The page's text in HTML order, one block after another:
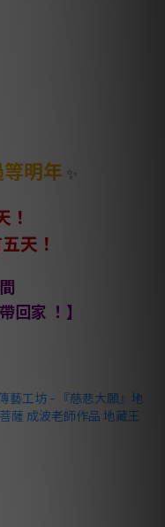
明年 ✨
！
天！
回家 ！】